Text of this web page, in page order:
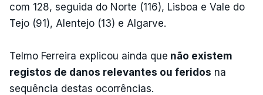
com 128, seguida do Norte (116), Lisboa e Vale do
Tejo (91), Alentejo (13) e Algarve.
Telmo Ferreira explicou ainda que não existem
registos de danos relevantes ou feridos na
sequência destas ocorrências.